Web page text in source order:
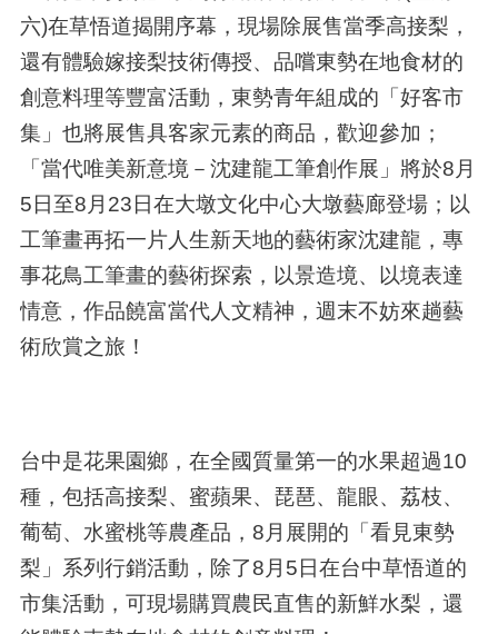
六)在草悟道揭開序幕，現場除展售當季高接梨，
還有體驗嫁接梨技術傳授、品嚐東勢在地食材的
創意料理等豐富活動，東勢青年組成的「好客市
集」也將展售具客家元素的商品，歡迎參加；
「當代唯美新意境－沈建龍工筆創作展」將於8月
5日至8月23日在大墩文化中心大墩藝廊登場；以
工筆畫再拓一片人生新天地的藝術家沈建龍，專
事花鳥工筆畫的藝術探索，以景造境、以境表達
情意，作品饒富當代人文精神，週末不妨來趟藝
術欣賞之旅！
台中是花果園鄉，在全國質量第一的水果超過10
種，包括高接梨、蜜蘋果、琵琶、龍眼、荔枝、
葡萄、水蜜桃等農產品，8月展開的「看見東勢
梨」系列行銷活動，除了8月5日在台中草悟道的
市集活動，可現場購買農民直售的新鮮水梨，還